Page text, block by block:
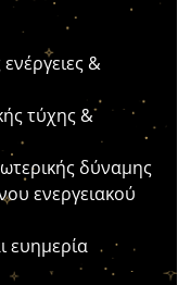
&
τύχης &
δύναμης
ενεργειακού
ευημερία